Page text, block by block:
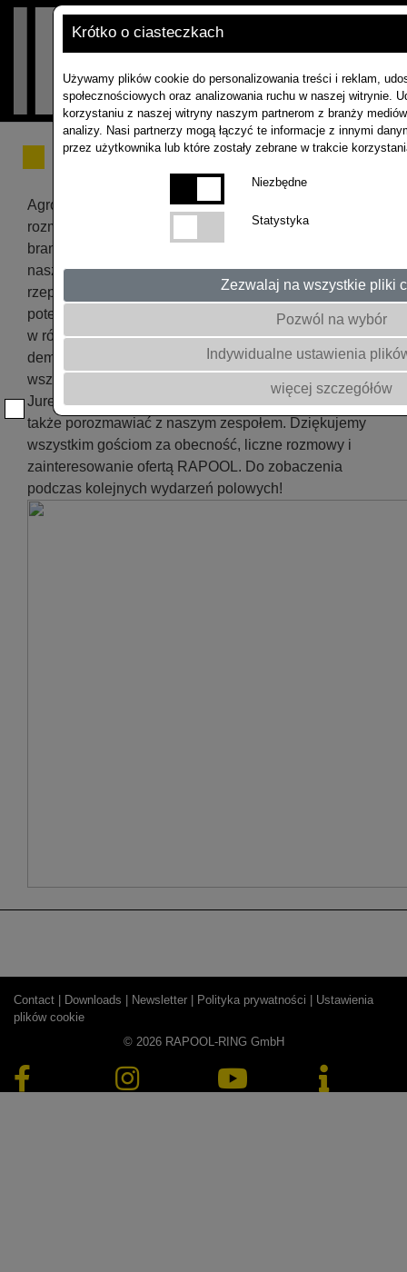
Krótko o ciasteczkach
Używamy plików cookie do personalizowania treści i reklam,
społecznościowych oraz analizowania ruchu w naszej witrynie.
korzystaniu z naszej witryny naszym partnerom z branży
analizy. Nasi partnerzy mogą łączyć te informacje z innymi
przez użytkownika lub które zostały zebrane w trakcie
Niezbędne
Statystyka
Zezwalaj na wszystkie pliki
Pozwól na wybór
Indywidualne ustawienia
więcej szczegółów
AgroGala 2026
AgroGala 2026 była doskonałą okazją do spotkań,
rozmów i wymiany doświadczeń z naszymi partnerami
branży agro. Podczas wydarzenia zaprezentowaliśmy
nasze doświadczenia, wdrożenia oraz odmiany
rzepaku ozimego, które wyróżniają się wysokim
potencjałem plonowania, zdrowotnością i stabilnością
w różnych warunkach uprawowych. Na poletkach
demonstracyjnych uczestnicy mogli zobaczyć
wszystkie odmiany z naszego portfolio m.in. odmiany
Jurek F1, Bernstein F1, Travolta F1 oraz Create F1, a
także porozmawiać z naszym zespołem. Dziękujemy
wszystkim gościom za obecność, liczne rozmowy i
zainteresowanie ofertą RAPOOL. Do zobaczenia
podczas kolejnych wydarzeń polowych!
Contact | Downloads | Newsletter | Polityka prywatności | Ustawienia
plików cookie
© 2026 RAPOOL-RING GmbH